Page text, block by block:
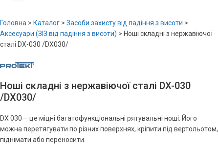
Головна > Каталог > Засоби захисту від падіння з висоти >
Аксесуари (ЗІЗ від падіння з висоти) > Ноші складні з нержавіючої
сталі DX-030 /DX030/
Ноші складні з нержавіючої сталі DX-030
/DX030/
DX 030 – це міцні багатофункціональні рятувальні ноші. Його
можна перетягувати по різних поверхнях, кріпити під вертольотом,
піднімати або переносити.